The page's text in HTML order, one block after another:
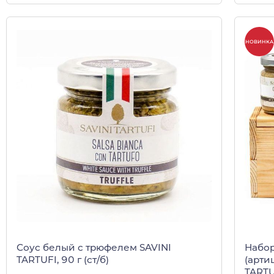
Соус белый с трюфелем SAVINI
TARTUFI, 90 г (ст/б)
НОВИНКА